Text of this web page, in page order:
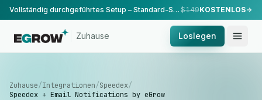
Vollständig durchgeführtes Setup – Standard-Setup, durchgeführt von unserem Team. $149KOSTENLOS
Zuhause Loslegen
Zuhause/Integrationen/Speedex/
Speedex + Email Notifications by eGrow